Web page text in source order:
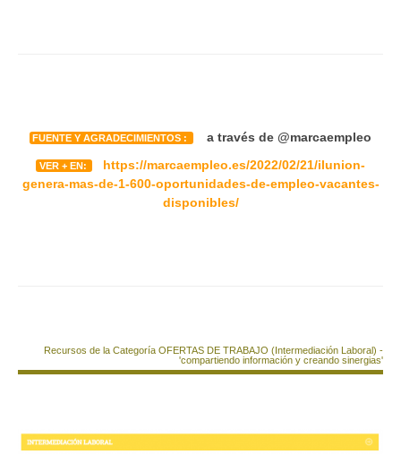
FUENTE Y AGRADECIMIENTOS : a través de @marcaempleo
VER + EN:
https://marcaempleo.es/2022/02/21/ilunion-
genera-mas-de-1-600-oportunidades-de-empleo-vacantes-
disponibles/
Recursos de la Categoría OFERTAS DE TRABAJO (Intermediación Laboral) -
'compartiendo información y creando sinergias'